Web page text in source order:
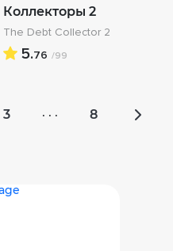
Коллекторы 2
The Debt Collector 2
5.76 /99
3 · · · 8